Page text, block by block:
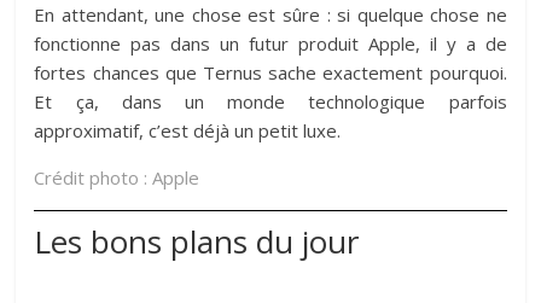
En attendant, une chose est sûre : si quelque chose ne
fonctionne pas dans un futur produit Apple, il y a de
fortes chances que Ternus sache exactement pourquoi.
Et ça, dans un monde technologique parfois
approximatif, c’est déjà un petit luxe.
Crédit photo :Apple
Les bons plans du jour